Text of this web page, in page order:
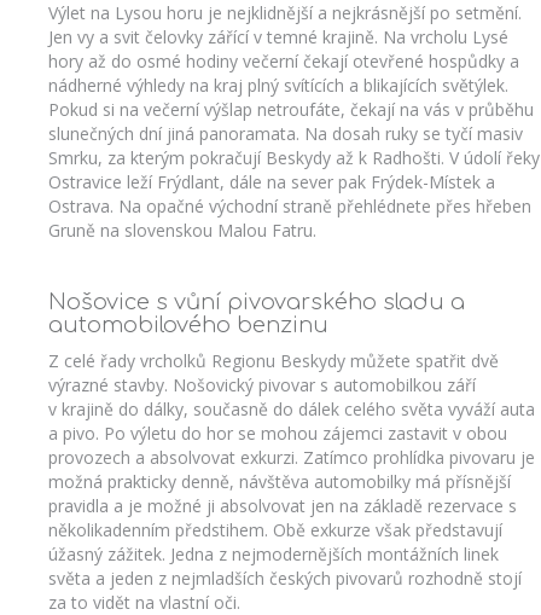
Výlet na Lysou horu je nejklidnější a nejkrásnější po setmění.
Jen vy a svit čelovky zářící v temné krajině. Na vrcholu Lysé
hory až do osmé hodiny večerní čekají otevřené hospůdky a
nádherné výhledy na kraj plný svítících a blikajících světýlek.
Pokud si na večerní výšlap netroufáte, čekají na vás v průběhu
slunečných dní jiná panoramata. Na dosah ruky se tyčí masiv
Smrku, za kterým pokračují Beskydy až k Radhošti. V údolí řeky
Ostravice leží Frýdlant, dále na sever pak Frýdek-Místek a
Ostrava. Na opačné východní straně přehlédnete přes hřeben
Gruně na slovenskou Malou Fatru.
Nošovice s vůní pivovarského sladu a
automobilového benzinu
Z celé řady vrcholků Regionu Beskydy můžete spatřit dvě
výrazné stavby. Nošovický pivovar s automobilkou září
v krajině do dálky, současně do dálek celého světa vyváží auta
a pivo. Po výletu do hor se mohou zájemci zastavit v obou
provozech a absolvovat exkurzi. Zatímco prohlídka pivovaru je
možná prakticky denně, návštěva automobilky má přísnější
pravidla a je možné ji absolvovat jen na základě rezervace s
několikadenním předstihem. Obě exkurze však představují
úžasný zážitek. Jedna z nejmodernějších montážních linek
světa a jeden z nejmladších českých pivovarů rozhodně stojí
za to vidět na vlastní oči.